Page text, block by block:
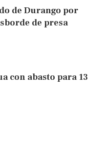
de Durango por
de presa
con abasto para 13